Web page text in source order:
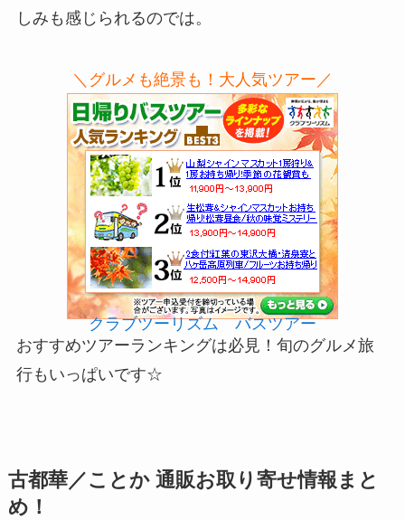
しみも感じられるのでは。
＼グルメも絶景も！大人気ツアー／
クラブツーリズム バスツアー
おすすめツアーランキングは必見！旬のグルメ旅
行もいっぱいです☆
古都華／ことか 通販お取り寄せ情報まと
め！